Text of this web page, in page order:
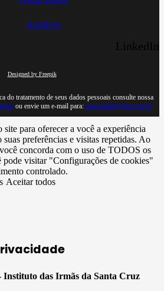
Arquivos
LinkedIn
Designed by Freepik
do tratamento de seus dados pessoais consulte nossa
ou envie um e-mail para: privacidade@iisc.org.br
site para oferecer a você a experiência
preferências e visitas repetidas. Ao
concorda com o uso de TODOS os
pode visitar "Configurações de cookies"
controlado.
Aceitar todos
Instituto das Irmãs da Santa Cruz